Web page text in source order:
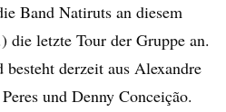
Band Natiruts an diesem
die letzte Tour der Gruppe an.
derzeit aus Alexandre
und Denny Conceição.